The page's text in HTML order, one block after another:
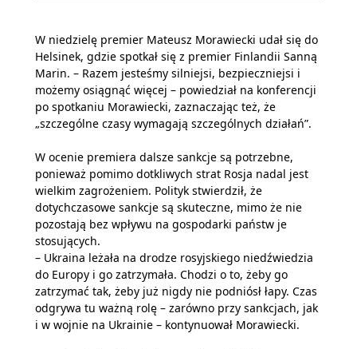
W niedzielę premier Mateusz Morawiecki udał się do
Helsinek, gdzie spotkał się z premier Finlandii Sanną
Marin. – Razem jesteśmy silniejsi, bezpieczniejsi i
możemy osiągnąć więcej – powiedział na konferencji
po spotkaniu Morawiecki, zaznaczając też, że
„szczególne czasy wymagają szczególnych działań”.
W ocenie premiera dalsze sankcje są potrzebne,
ponieważ pomimo dotkliwych strat Rosja nadal jest
wielkim zagrożeniem. Polityk stwierdził, że
dotychczasowe sankcje są skuteczne, mimo że nie
pozostają bez wpływu na gospodarki państw je
stosujących.
– Ukraina leżała na drodze rosyjskiego niedźwiedzia
do Europy i go zatrzymała. Chodzi o to, żeby go
zatrzymać tak, żeby już nigdy nie podniósł łapy. Czas
odgrywa tu ważną rolę – zarówno przy sankcjach, jak
i w wojnie na Ukrainie – kontynuował Morawiecki.